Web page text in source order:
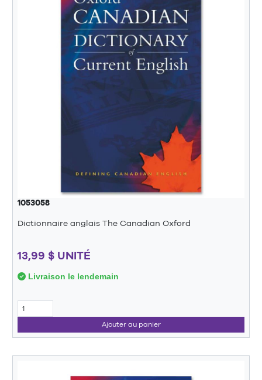
1053058
Dictionnaire anglais The Canadian Oxford
13,99 $ UNITÉ
Livraison le lendemain
Ajouter au panier